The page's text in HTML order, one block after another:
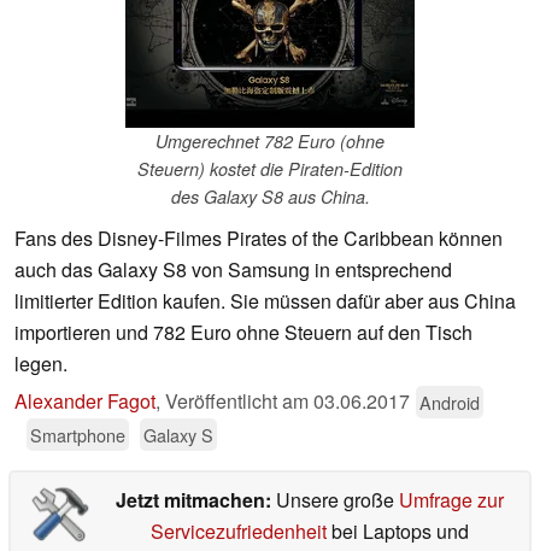
Umgerechnet 782 Euro (ohne
Steuern) kostet die Piraten-Edition
des Galaxy S8 aus China.
Fans des Disney-Filmes Pirates of the Caribbean können
auch das Galaxy S8 von Samsung in entsprechend
limitierter Edition kaufen. Sie müssen dafür aber aus China
importieren und 782 Euro ohne Steuern auf den Tisch
legen.
Alexander Fagot, Veröffentlicht am03.06.2017 Android
Smartphone
Galaxy S
Jetzt mitmachen: Unsere große Umfrage zur
Servicezufriedenheitbei Laptops und